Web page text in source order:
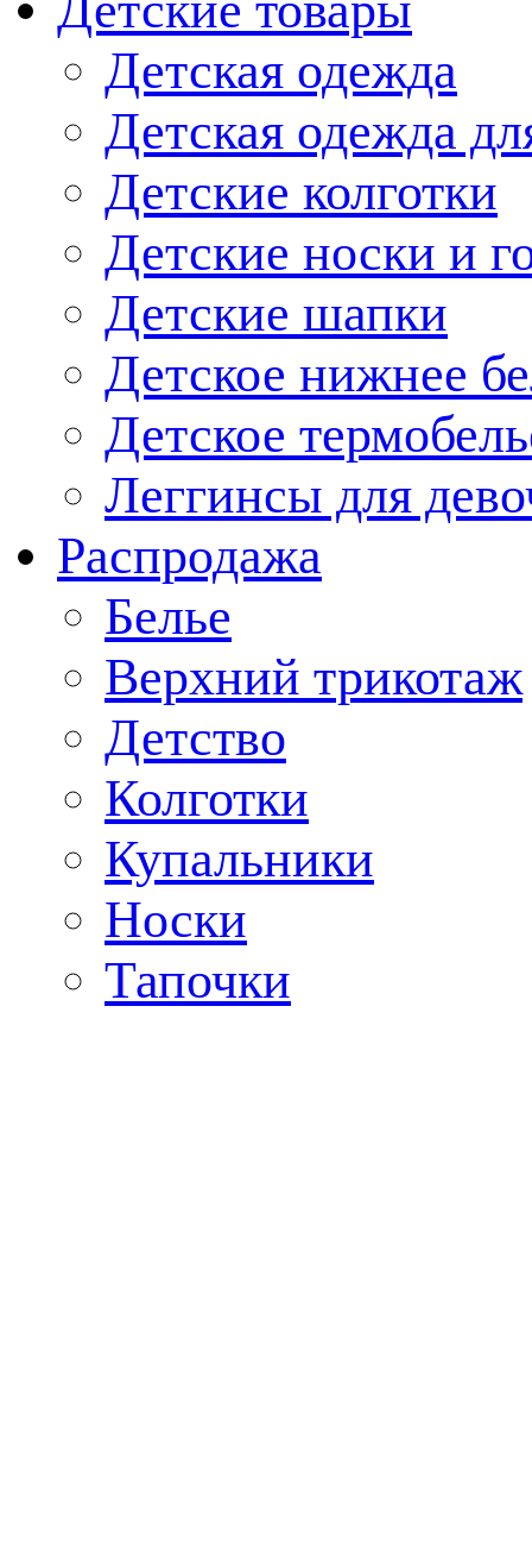
Детская одежда
Детская одежда
Детские колготки
Детские носки и
Детские шапки
Детское нижнее
Детское
Леггинсы для
Распродажа
Белье
Верхний трикотаж
Детство
Колготки
Купальники
Носки
Тапочки